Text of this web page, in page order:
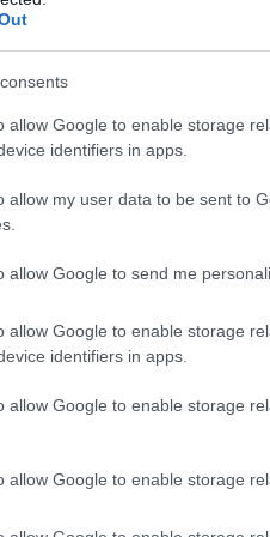
allow Google to enable storage
identifiers in apps.
allow my user data to be sent to
allow Google to send me
allow Google to enable storage
identifiers in apps.
allow Google to enable storage
allow Google to enable storage
közt vagy